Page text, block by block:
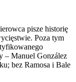
pisze historię
Poza tym
– Manuel González
bez Ramosa i Bale